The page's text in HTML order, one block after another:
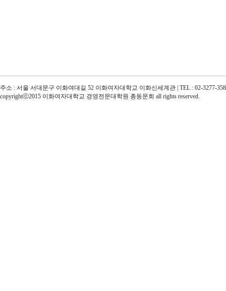
주소 : 서울 서대문구 이화여대길 52 이화여자대학교 이화신세계관 | TEL : 02-3277-
copyrightⓒ2015 이화여자대학교 경영전문대학원 총동문회 all rights reserved.